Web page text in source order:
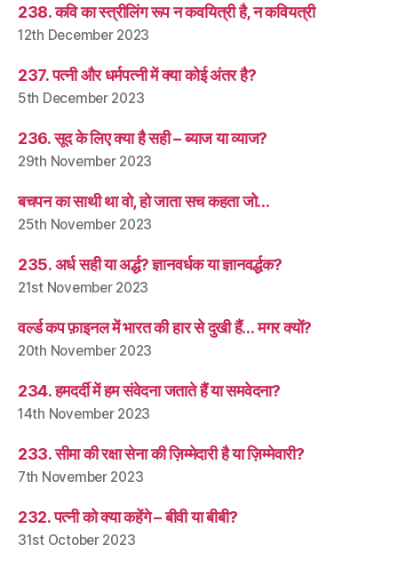
238. कवि का स्त्रीलिंग रूप न कवयित्री है, न कवियत्री
12th December 2023
237. पत्नी और धर्मपत्नी में क्या कोई अंतर है?
5th December 2023
236. सूद के लिए क्या है सही – ब्याज या व्याज?
29th November 2023
बचपन का साथी था वो, हो जाता सच कहता जो…
25th November 2023
235. अर्ध सही या अर्द्ध? ज्ञानवर्धक या ज्ञानवर्द्धक?
21st November 2023
वर्ल्ड कप फ़ाइनल में भारत की हार से दुखी हैं… मगर क्यों?
20th November 2023
234. हमदर्दी में हम संवेदना जताते हैं या समवेदना?
14th November 2023
233. सीमा की रक्षा सेना की ज़िम्मेदारी है या ज़िम्मेवारी?
7th November 2023
232. पत्नी को क्या कहेंगे – बीवी या बीबी?
31st October 2023